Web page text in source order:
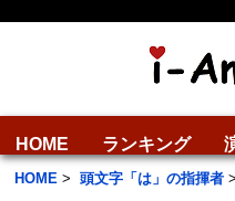
HOME ランキング
HOME > 頭文字「は」の指揮者